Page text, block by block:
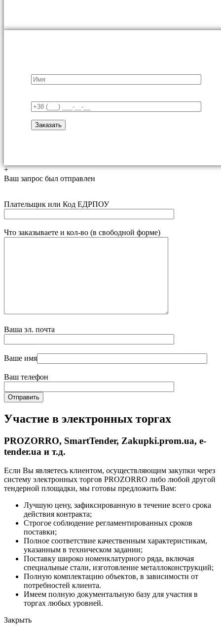
+
Ваш запрос был отправлен
Плательщик или Код ЕДРПОУ
Что заказываете и кол-во (в свободной форме)
Ваша эл. почта
Ваше имя
Ваш телефон
Участие в электронных торгах
PROZORRO, SmartTender, Zakupki.prom.ua, e-
tender.ua и т.д.
Если Вы являетесь клиентом, осуществляющим закупки через
систему электронных торгов PROZORRO либо любой другой
тендерной площадки, мы готовы предложить Вам:
Лучшую цену, зафиксированную в течение всего срока
действия контракта;
Строгое соблюдение регламентированных сроков
поставки;
Полное соответствие качественным характеристикам,
указанным в техническом задании;
Поставку широко номенклатурного ряда, включая
специальные стали, изготовление металлоконструкций;
Полную комплектацию объектов, в зависимости от
потребностей клиента.
Имеем полную документальную базу для участия в
торгах любых уровней.
Закрыть